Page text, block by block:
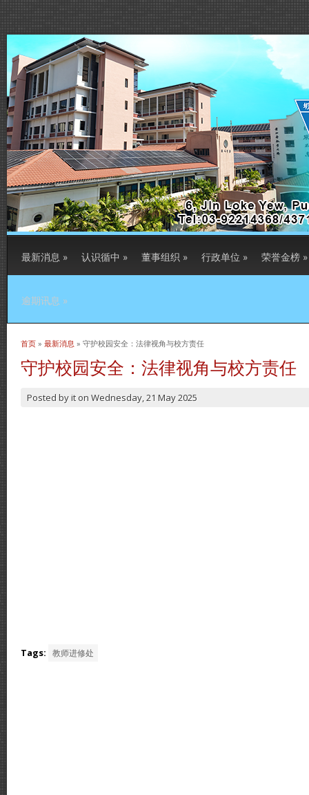
最新消息 » 认识循中 » 董事组织 » 行政单位 » 荣誉金榜 »
逾期讯息 »
当前位置
首页 » 最新消息 » 守护校园安全：法律视角与校方责任
守护校园安全：法律视角与校方责任
Posted byit on Wednesday, 21 May 2025
Tags: 教师进修处